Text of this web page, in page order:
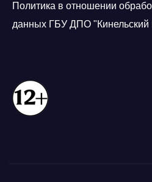
Политика в отношении
данных ГБУ ДПО